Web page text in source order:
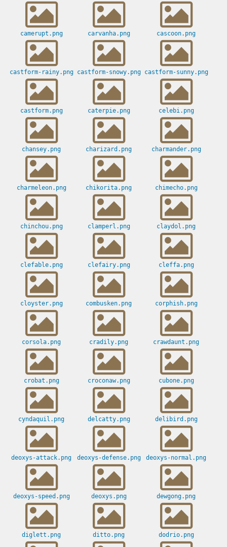
camerupt.png carvanha.png cascoon.png
castform-rainy.png castform-snowy.png castform-sunny.png
castform.png caterpie.png celebi.png
chansey.png charizard.png charmander.png
charmeleon.png chikorita.png chimecho.png
chinchou.png clamperl.png claydol.png
clefable.png clefairy.png cleffa.png
cloyster.png combusken.png corphish.png
corsola.png cradily.png crawdaunt.png
crobat.png croconaw.png cubone.png
cyndaquil.png delcatty.png delibird.png
deoxys-attack.png deoxys-defense.png deoxys-normal.png
deoxys-speed.png deoxys.png dewgong.png
diglett.png ditto.png dodrio.png